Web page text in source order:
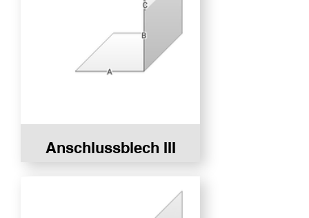
Anschlussblech III